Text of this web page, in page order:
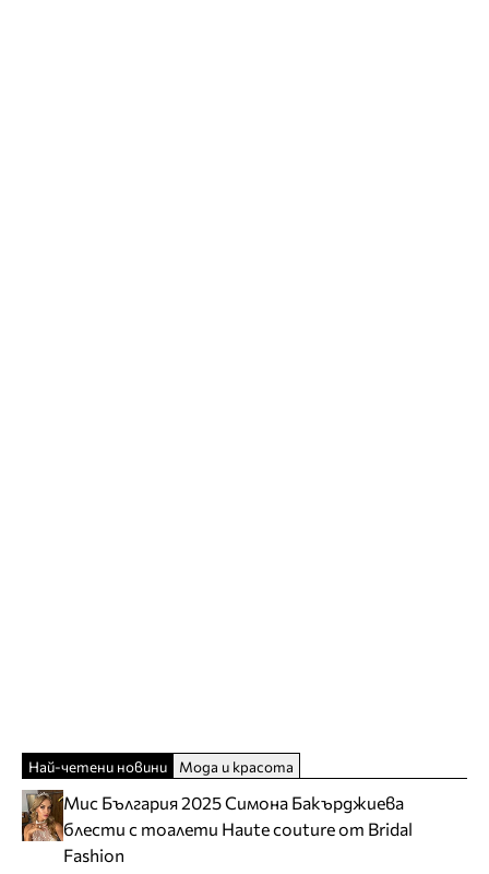
Най-четени новини Мода и красота
Мис България 2025 Симона Бакърджиева
блести с тоалети Haute couture от Bridal
Fashion